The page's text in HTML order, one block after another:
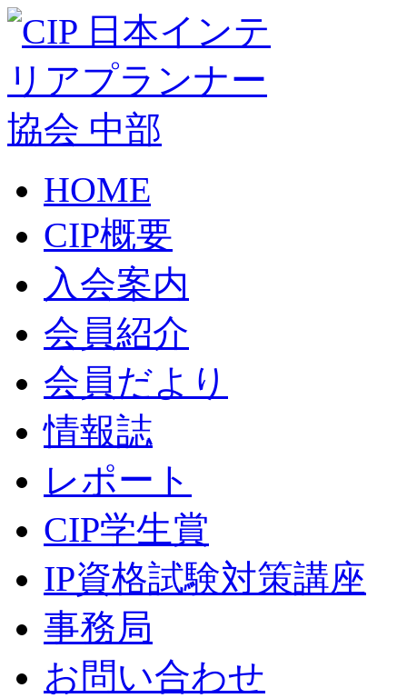
HOME
CIP概要
入会案内
会員紹介
会員だより
情報誌
レポート
CIP学生賞
IP資格試験対策講座
事務局
お問い合わせ